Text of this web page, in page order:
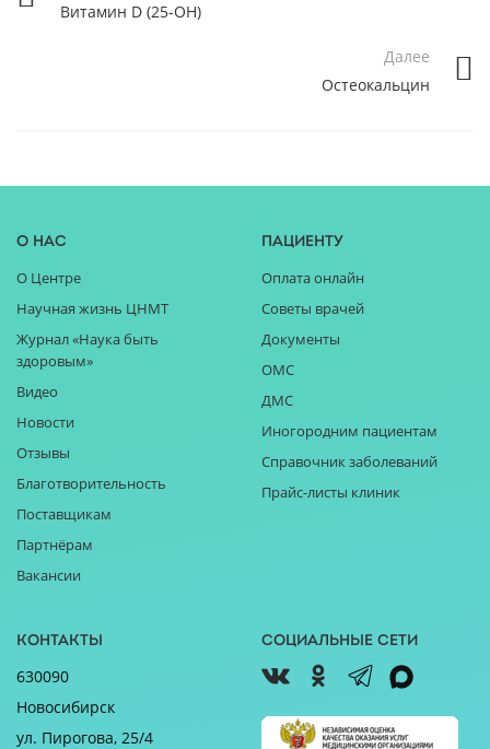
Витамин D (25-ОН)
Далее
Остеокальцин
О нас
О Центре
Научная жизнь ЦНМТ
Журнал «Наука быть
здоровым»
Видео
Новости
Отзывы
Благотворительность
Поставщикам
Партнёрам
Вакансии
Пациенту
Оплата онлайн
Советы врачей
Документы
ОМС
ДМС
Иногородним пациентам
Справочник заболеваний
Прайс-листы клиник
Контакты
630090
Новосибирск
ул. Пирогова, 25/4
Социальные сети